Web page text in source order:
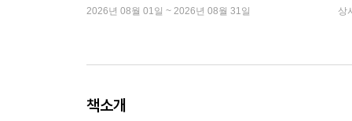
2026년 08월 01일 ~ 2026년 08월 31일 상
책소개